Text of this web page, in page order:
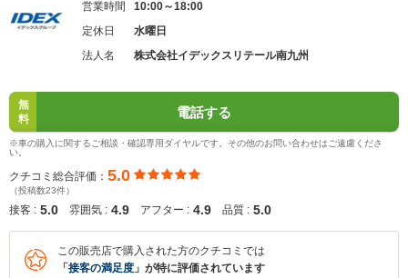
営業時間
10:00～18:00
定休日
水曜日
法人名
株式会社イデックスリテール南九州
無
料
電話する
※車の購入に関するご相談・確認専用ダイヤルです。その他のお問い合わせはご遠慮くださ
い。
クチコミ総合評価： 5.0
（投稿数23件）
接客 : 5.0 雰囲気 : 4.9 アフター : 4.9 品質 : 5.0
この販売店で購入された方のクチコミでは
「 接客の満足度 」が特に評価されています